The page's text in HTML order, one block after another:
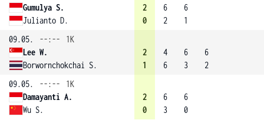
Gumulya S.
Julianto D.
2
0
6
2
6
1
09.05.
--:--
1K
Lee W.
Borwornchokchai S.
2
1
4
6
6
3
6
2
09.05.
--:--
1K
Damayanti A.
Wu S.
2
0
6
3
6
0